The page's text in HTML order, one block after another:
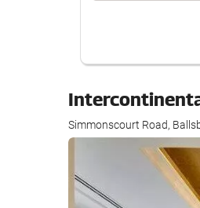
Simmonscourt Road,